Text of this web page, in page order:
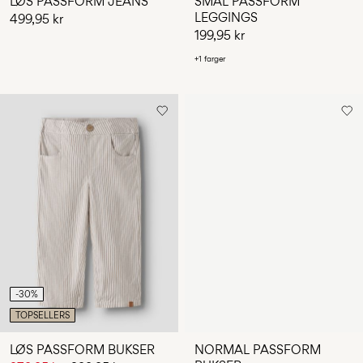
499,95 kr
LEGGINGS
199,95 kr
+1 farger
-30%
TOPSELLERS
LØS PASSFORM BUKSER
NORMAL PASSFORM